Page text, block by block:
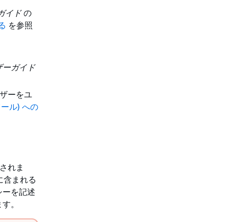
イドの
を参照
ーガイド
ーをユ
ル) への
れま
含まれる
を記述
。